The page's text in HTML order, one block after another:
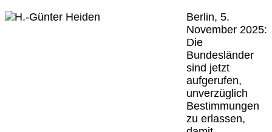
Berlin, 5.
November 2025:
Die
Bundesländer
sind jetzt
aufgerufen,
unverzüglich
Bestimmungen
zu erlassen,